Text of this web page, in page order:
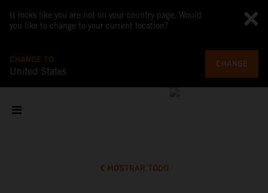
It looks like you are not on your country page. Would
you like to change to your current location?
CHANGE TO
United States
CHANGE
MOSTRAR TODO